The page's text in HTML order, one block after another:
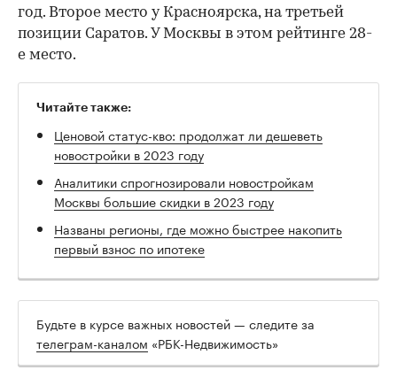
год. Второе место у Красноярска, на третьей
позиции Саратов. У Москвы в этом рейтинге 28-
е место.
Читайте также:
Ценовой статус-кво: продолжат ли дешеветь
новостройки в 2023 году
Аналитики спрогнозировали новостройкам
Москвы большие скидки в 2023 году
Названы регионы, где можно быстрее накопить
первый взнос по ипотеке
Будьте в курсе важных новостей — следите за
телеграм-каналом «РБК-Недвижимость»